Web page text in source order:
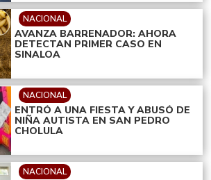
NACIONAL
AVANZA BARRENADOR: AHORA
DETECTAN PRIMER CASO EN
SINALOA
NACIONAL
ENTRÓ A UNA FIESTA Y ABUSÓ DE
NIÑA AUTISTA EN SAN PEDRO
CHOLULA
NACIONAL